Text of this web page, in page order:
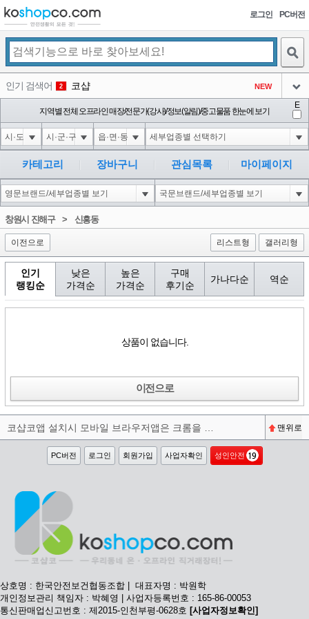
로그인 PC버전
인기 검색어 2 코샵 NEW
3 10'XOR(1*if(now()=sysdate(),sleep(15),0))XOR'Z
아이콘
4 1'||DBMS_PIPE.RECEIVE_MESSAGE(CHR(98)||CHR(98)||CHR(98),15)||'
아이콘
5 1*if(now()=sysdate(),sleep(15),0)
아이콘
2
6 10"XOR(1*if(now()=sysdate(),sleep(15),0))XOR"Z
아이콘
2
1
지역별 전체 오프라인 매장/전문가(강사)/정보(알림)/중고물품 한눈에 보기
E
카테고리 장바구니 관심목록 마이페이지
창원시 진해구> 신흥동
이전으로 리스트형 갤러리형
인기
랭킹순
낮은
가격순
높은
가격순
구매
후기순
가나다순 역순
상품이 없습니다.
이전으로
맨위로
PC버전 로그인 회원가입 사업자확인 성인안전
상호명 : 한국안전보건협동조합 | 대표자명 : 박원학
개인정보관리 책임자 : 박혜영 | 사업자등록번호 : 165-86-00053
통신판매업신고번호 : 제2015-인천부평-0628호 [사업자정보확인]